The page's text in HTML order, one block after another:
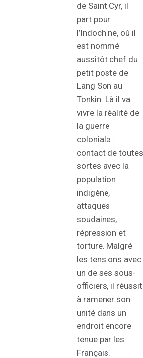
de Saint Cyr, il
part pour
l’Indochine, où il
est nommé
aussitôt chef du
petit poste de
Lang Son au
Tonkin. Là il va
vivre la réalité de
la guerre
coloniale :
contact de toutes
sortes avec la
population
indigène,
attaques
soudaines,
répression et
torture. Malgré
les tensions avec
un de ses sous-
officiers, il réussit
à ramener son
unité dans un
endroit encore
tenue par les
Français.